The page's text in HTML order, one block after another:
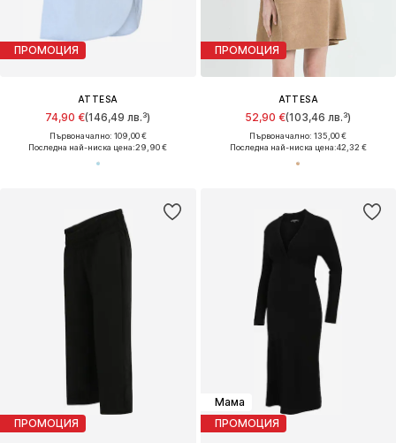
ПРОМОЦИЯ
ATTESA
74,90 €(146,49 лв.³)
Първоначално: 109,00 €
Последна най-ниска цена:29,90 €
ПРОМОЦИЯ
ATTESA
52,90 €(103,46 лв.³)
Първоначално: 135,00 €
Последна най-ниска цена:42,32 €
ПРОМОЦИЯ
Мама
ПРОМОЦИЯ